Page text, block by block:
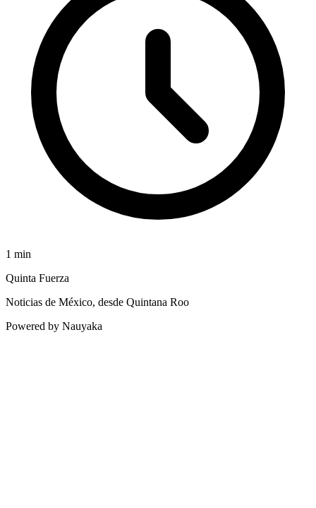
1 min
Quinta Fuerza
Noticias de México, desde Quintana Roo
Powered by Nauyaka